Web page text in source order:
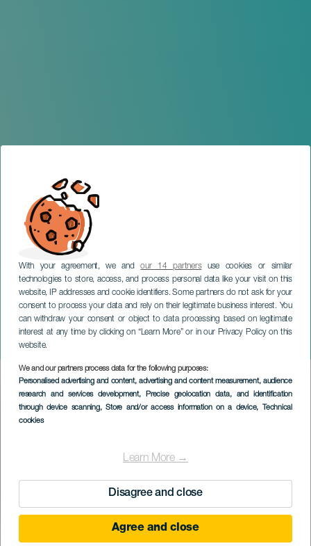
With your agreement, we andour 14 partnersuse cookies or similar
technologies to store, access, and process personal data like your visit on this
website, IP addresses and cookie identifiers. Some partners do not ask for your
consent to process your data and rely on their legitimate business interest. You
can withdraw your consent or object to data processing based on legitimate
interest at any time by clicking on “Learn More” or in our Privacy Policy on this
website.
We and our partners process data for the following purposes:
Personalised advertising and content, advertising and content measurement, audience
research and services development, Precise geolocation data, and identification
through device scanning, Store and/or access information on a device, Technical
cookies
Learn More →
Disagree and close
Agree and close
Koncert Sinfonia Varsovia
TENERIFE
Imagen
Listado